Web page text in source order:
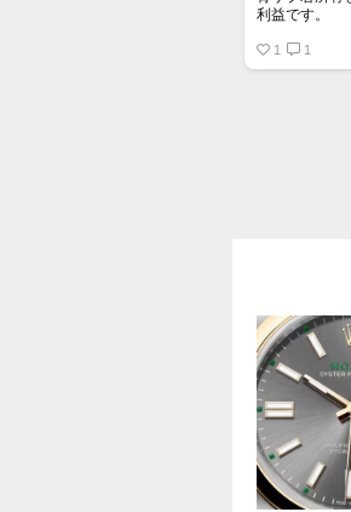
利益です。
銘柄番号7932
1 1